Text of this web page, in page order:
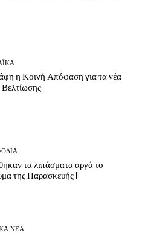
η Κοινή Απόφαση για τα νέα
Βελτίωσης
τα λιπάσματα αργά το
της Παρασκευής !
ΝΈΑ